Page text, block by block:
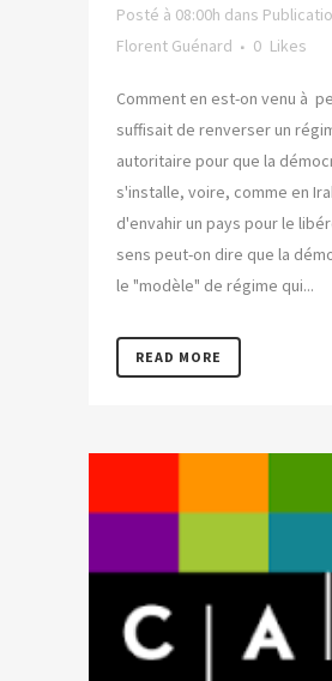
Posté à 08:00h dans
Florent Guénard
0 Likes
Comment en est-on venu à
suffisait de renverser un
autoritaire pour que la
s'installe, voire, comme en
d'envahir un pays pour le
sens peut-on dire que la
le "modèle" de régime qui...
READ MORE